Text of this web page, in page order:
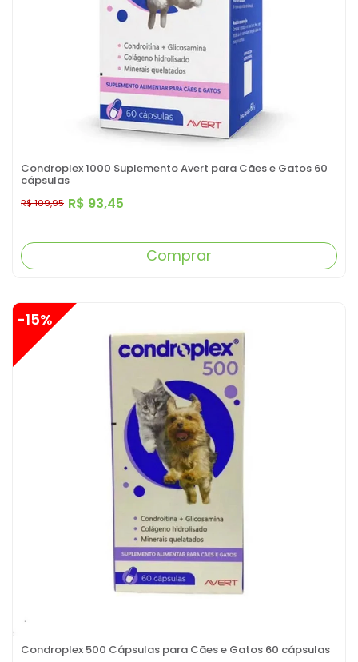
Condroplex 1000 Suplemento Avert para Cães e Gatos 60
cápsulas
R$ 93,45
R$ 109,95
Comprar
Condroplex 500 Cápsulas para Cães e Gatos 60 cápsulas
-15%